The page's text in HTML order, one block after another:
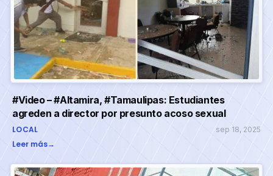
#Video – #Altamira, #Tamaulipas: Estudiantes
agreden a director por presunto acoso sexual
LOCAL sep 18, 2025
Leer más→